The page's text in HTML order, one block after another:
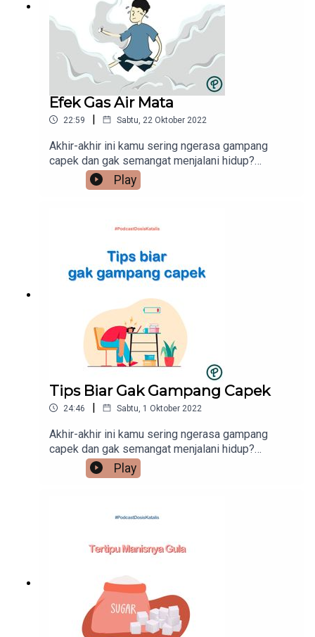
Efek Gas Air Mata
22:59 | Sabtu, 22 Oktober 2022
Akhir-akhir ini kamu sering ngerasa gampang
capek dan gak semangat menjalani hidup?
Mungkin pembahasan di episode kali ini adalah
topik yang lagi kamu butuhkan! Simak episode
Play
Tips Biar Gak Gampang Capek
24:46 | Sabtu, 1 Oktober 2022
Akhir-akhir ini kamu sering ngerasa gampang
capek dan gak semangat menjalani hidup?
Mungkin pembahasan di episode kali ini adalah
topik yang lagi kamu butuhkan! Simak episode
Play